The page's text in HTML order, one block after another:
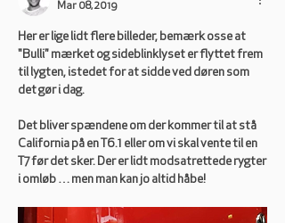
Mar 08, 2019
Her er lige lidt flere billeder, bemærk osse at
"Bulli" mærket og sideblinklyset er flyttet frem
til lygten, istedet for at sidde ved døren som
det gør i dag.
Det bliver spændene om der kommer til at stå
California på en T6.1 eller om vi skal vente til en
T7 før det sker. Der er lidt modsatrettede rygter
i omløb … men man kan jo altid håbe!